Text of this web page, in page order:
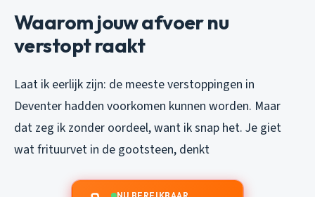
Waarom jouw afvoer nu
verstopt raakt
Laat ik eerlijk zijn: de meeste verstoppingen in
Deventer hadden voorkomen kunnen worden. Maar
dat zeg ik zonder oordeel, want ik snap het. Je giet
wat frituurvet in de gootsteen, denkt